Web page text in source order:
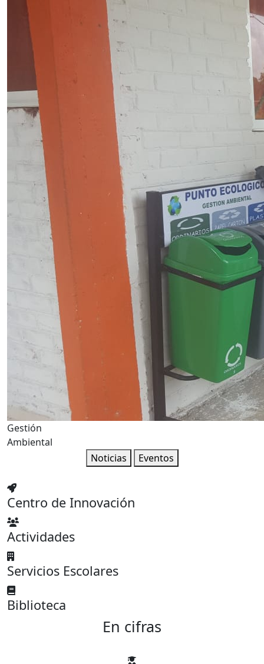
Gestión
Ambiental
Noticias
Eventos
Centro de Innovación
Actividades
Servicios Escolares
Biblioteca
En cifras